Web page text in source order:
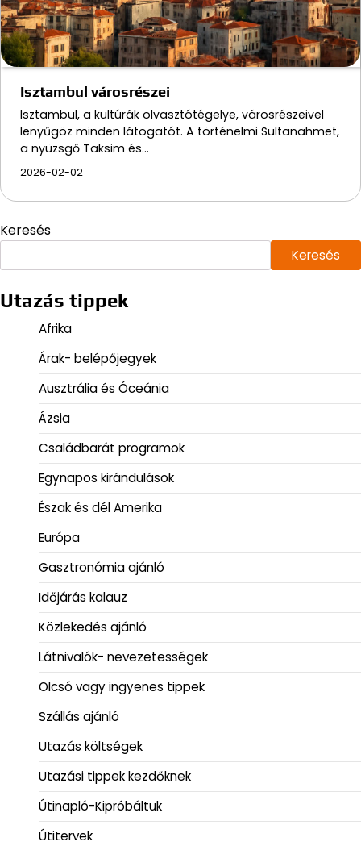
Isztambul városrészei
Isztambul, a kultúrák olvasztótégelye, városrészeivel
lenyűgöz minden látogatót. A történelmi Sultanahmet,
a nyüzsgő Taksim és…
2026-02-02
Keresés
Keresés
Utazás tippek
Afrika
Árak- belépőjegyek
Ausztrália és Óceánia
Ázsia
Családbarát programok
Egynapos kirándulások
Észak és dél Amerika
Európa
Gasztronómia ajánló
Időjárás kalauz
Közlekedés ajánló
Látnivalók- nevezetességek
Olcsó vagy ingyenes tippek
Szállás ajánló
Utazás költségek
Utazási tippek kezdőknek
Útinapló-Kipróbáltuk
Útitervek